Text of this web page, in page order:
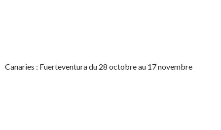
Canaries : Fuerteventura du 28 octobre au 17 novembre